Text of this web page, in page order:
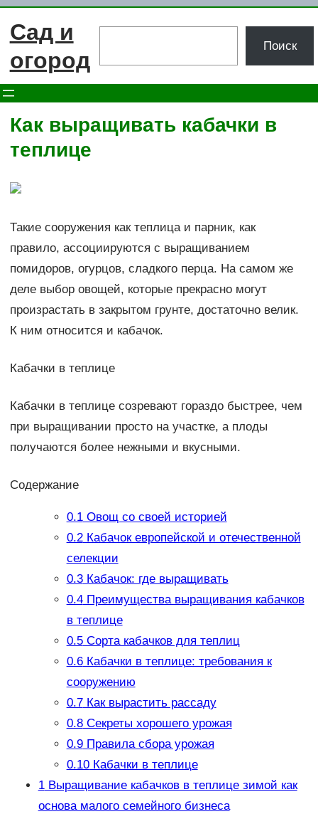
Перейти
Сад и
огород
Поиск
Как выращивать кабачки в
теплице
Такие сооружения как теплица и парник, как
правило, ассоциируются с выращиванием
помидоров, огурцов, сладкого перца. На самом же
деле выбор овощей, которые прекрасно могут
произрастать в закрытом грунте, достаточно велик.
К ним относится и кабачок.
Кабачки в теплице
Кабачки в теплице созревают гораздо быстрее, чем
при выращивании просто на участке, а плоды
получаются более нежными и вкусными.
Содержание
0.1Овощ со своей историей
0.2Кабачок европейской и отечественной
селекции
0.3Кабачок: где выращивать
0.4Преимущества выращивания кабачков
в теплице
0.5Сорта кабачков для теплиц
0.6Кабачки в теплице: требования к
сооружению
0.7Как вырастить рассаду
0.8Секреты хорошего урожая
0.9Правила сбора урожая
0.10Кабачки в теплице
1Выращивание кабачков в теплице зимой как
основа малого семейного бизнеса